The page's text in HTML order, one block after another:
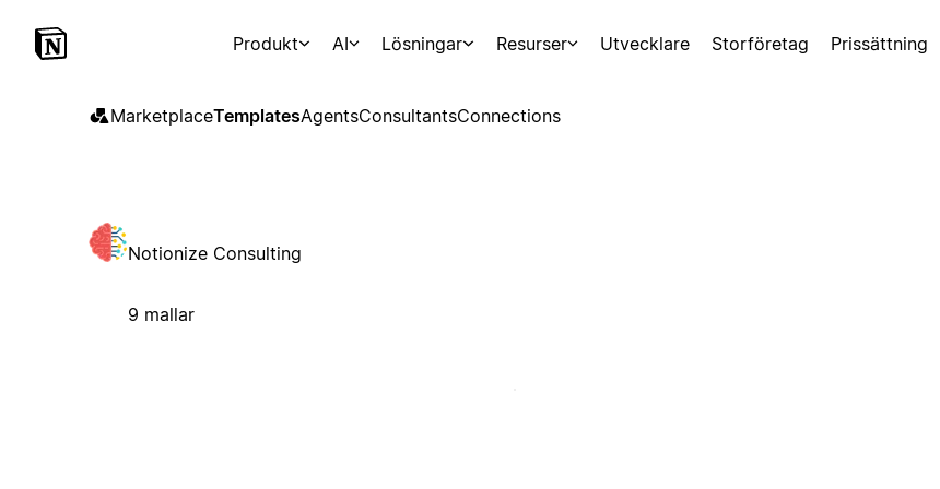
Produkt AI Lösningar Resurser Utvecklare Storföretag Prissättning
MarketplaceTemplatesAgentsConsultantsConnections
Notionize Consulting
9 mallar